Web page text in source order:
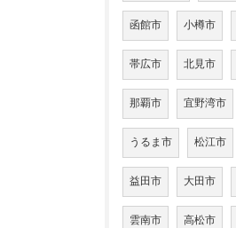
函館市 小樽市
帯広市 北見市
那覇市 宜野湾市
うるま市 松江市
益田市 大田市
雲南市 高松市